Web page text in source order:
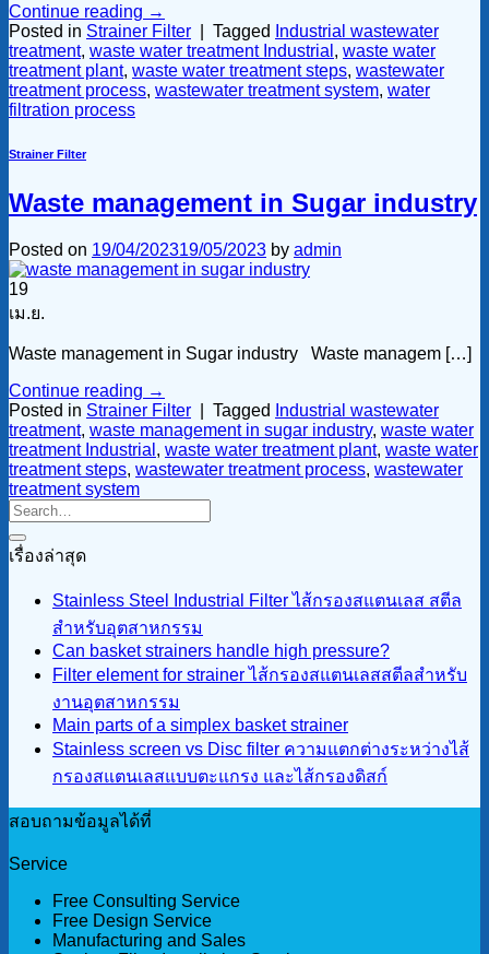
Continue reading →
Posted in Strainer Filter Tagged
Industrial wastewater
treatment, waste water treatment Industrial , waste water
treatment plant, waste water treatment steps, wastewater
treatment process, wastewater treatment system, water
filtration process
Strainer Filter
Waste management in Sugar industry
Posted on 19/04/202319/05/2023 by admin
19
เม.ย.
Waste management in Sugar industry Waste managem […]
Continue reading →
Posted in Strainer Filter Tagged
Industrial wastewater
treatment, waste management in sugar industry, waste water
treatment Industrial , waste water treatment plant, waste water
treatment steps, wastewater treatment process, wastewater
treatment system
เรื่องล่าสุด
Stainless Steel Industrial Filter ไส้กรองสแตนเลส สตีล
สำหรับอุตสาหกรรม
Can basket strainers handle high pressure?
Filter element for strainer ไส้กรองสแตนเลสสตีลสำหรับ
งานอุตสาหกรรม
Main parts of a simplex basket strainer
Stainless screen vs Disc filter ความแตกต่างระหว่างไส้
กรองสแตนเลสแบบตะแกรง และไส้กรองดิสก์
สอบถามข้อมูลได้ที่
Service
Free Consulting Service
Free Design Service
Manufacturing and Sales